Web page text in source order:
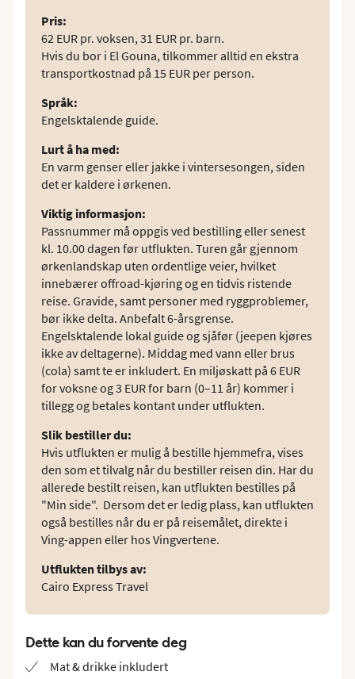
Pris:
62 EUR pr. voksen, 31 EUR pr. barn.
Hvis du bor i El Gouna, tilkommer alltid en ekstra
transportkostnad på 15 EUR per person.
Språk:
Engelsktalende guide.
Lurt å ha med:
En varm genser eller jakke i vintersesongen, siden
det er kaldere i ørkenen.
Viktig informasjon:
Passnummer må oppgis ved bestilling eller senest
kl. 10.00 dagen før utflukten. Turen går gjennom
ørkenlandskap uten ordentlige veier, hvilket
innebærer offroad-kjøring og en tidvis ristende
reise. Gravide, samt personer med ryggproblemer,
bør ikke delta. Anbefalt 6-årsgrense.
Engelsktalende lokal guide og sjåfør (jeepen kjøres
ikke av deltagerne). Middag med vann eller brus
(cola) samt te er inkludert. En miljøskatt på 6 EUR
for voksne og 3 EUR for barn (0–11 år) kommer i
tillegg og betales kontant under utflukten.
Slik bestiller du:
Hvis utflukten er mulig å bestille hjemmefra, vises
den som et tilvalg når du bestiller reisen din. Har du
allerede bestilt reisen, kan utflukten bestilles på
"Min side". Dersom det er ledig plass, kan utflukten
også bestilles når du er på reisemålet, direkte i
Ving-appen eller hos Vingvertene.
Utflukten tilbys av:
Cairo Express Travel
Dette kan du forvente deg
Mat & drikke inkludert